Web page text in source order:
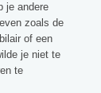
je andere
zoals de
of een
je niet te
te